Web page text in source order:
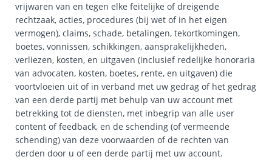
vrijwaren van en tegen elke feitelijke of dreigende
rechtzaak, acties, procedures (bij wet of in het eigen
vermogen), claims, schade, betalingen, tekortkomingen,
boetes, vonnissen, schikkingen, aansprakelijkheden,
verliezen, kosten, en uitgaven (inclusief redelijke honoraria
van advocaten, kosten, boetes, rente, en uitgaven) die
voortvloeien uit of in verband met uw gedrag of het gedrag
van een derde partij met behulp van uw account met
betrekking tot de diensten, met inbegrip van alle user
content of feedback, en de schending (of vermeende
schending) van deze voorwaarden of de rechten van
derden door u of een derde partij met uw account.